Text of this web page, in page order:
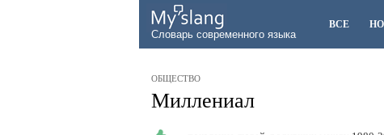
Словарь современного языка
ВСЕ
ОБЩЕСТВО
Миллениал